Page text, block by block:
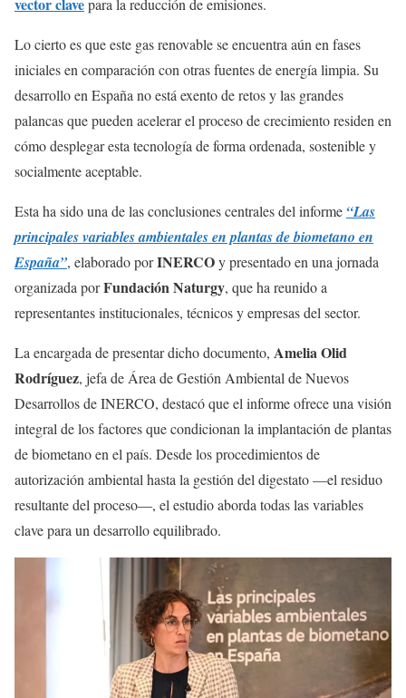
vector clavepara la reducción de emisiones.
Lo cierto es que este gas renovable se encuentra aún en fases
iniciales en comparación con otras fuentes de energía limpia. Su
desarrollo en España no está exento de retos y las grandes
palancas que pueden acelerar el proceso de crecimiento residen en
cómo desplegar esta tecnología de forma ordenada, sostenible y
socialmente aceptable.
Esta ha sido una de las conclusiones centrales del informe “Las
principales variables ambientales en plantas de biometano en
España”, elaborado porINERCOy presentado en una jornada
organizada porFundación Naturgy, que ha reunido a
representantes institucionales, técnicos y empresas del sector.
La encargada de presentar dicho documento, Amelia Olid
Rodríguez, jefa de Área de Gestión Ambiental de Nuevos
Desarrollos de INERCO, destacó que el informe ofrece una visión
integral de los factores que condicionan la implantación de plantas
de biometano en el país. Desde los procedimientos de
autorización ambiental hasta la gestión del digestato —el residuo
resultante del proceso—, el estudio aborda todas las variables
clave para un desarrollo equilibrado.